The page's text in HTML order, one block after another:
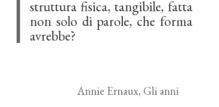
struttura fisica, tangibile, fatta
non solo di parole, che forma
avrebbe?
Annie Ernaux, Gli anni